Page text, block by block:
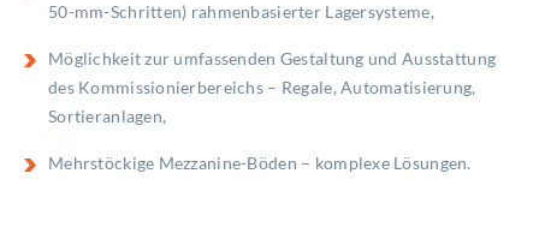
50-mm-Schritten) rahmenbasierter Lagersysteme,
Möglichkeit zur umfassenden Gestaltung und Ausstattung
des Kommissionierbereichs – Regale, Automatisierung,
Sortieranlagen,
Mehrstöckige Mezzanine-Böden – komplexe Lösungen.